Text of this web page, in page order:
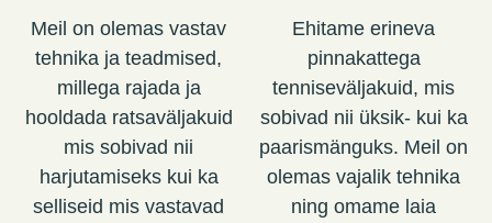
Meil on olemas vastav
tehnika ja teadmised,
millega rajada ja
hooldada ratsaväljakuid
mis sobivad nii
harjutamiseks kui ka
selliseid mis vastavad
Ehitame erineva
pinnakattega
tenniseväljakuid, mis
sobivad nii üksik- kui ka
paarismänguks. Meil on
olemas vajalik tehnika
ning omame laia